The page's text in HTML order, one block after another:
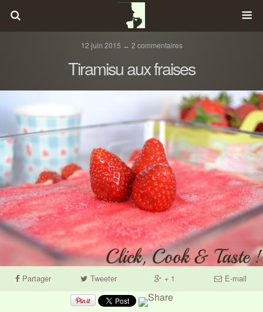
12 juin 2015 ↔ 2 commentaires
Tiramisu aux fraises
Partager Tweeter + 1 E-mail